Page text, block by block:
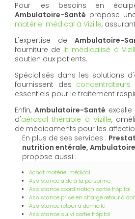
Pour les besoins en
Ambulatoire-Santé propose
matériel médical à Vizille,
L'expertise de Ambulatoire-
fourniture de lit médicalisé à
soutien aux patients.
Spécialisés dans les solutions
fournissent des
essentiels pour le traitement
Enfin,Ambulatoire-Santé
d'aérosol thérapie à Vizille,
de médicaments pour les
En plus de ses services :
nutrition entérale,
propose aussi :
Achat matériel médical
Assistance aide à la personne
Assistance coordination sortie hôpital
Assistance prise en charge retour à
Assistance retour à domicile
Assistance suivi sortie hôpital